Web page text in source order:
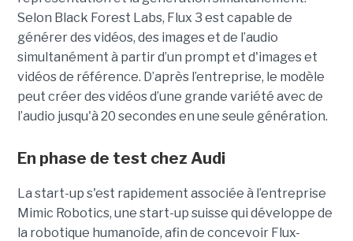
Selon Black Forest Labs, Flux 3 est capable de
générer des vidéos, des images et de l’audio
simultanément à partir d’un prompt et d'images et
vidéos de référence. D’après l’entreprise, le modèle
peut créer des vidéos d’une grande variété avec de
l’audio jusqu'à 20 secondes en une seule génération.
En phase de test chez Audi
La start-up s'est rapidement associée à l’entreprise
Mimic Robotics, une start-up suisse qui développe de
la robotique humanoïde, afin de concevoir Flux-